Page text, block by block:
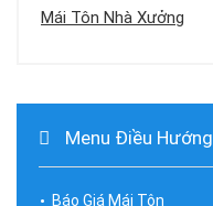
Mái Tôn Nhà Xưởng
Menu Điều Hướng
Báo Giá Mái Tôn